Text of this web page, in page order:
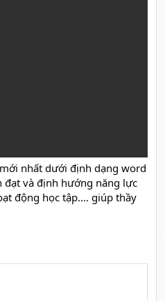
mới nhất dưới định dạng word
đạt và định hướng năng lực
động học tập.... giúp thầy